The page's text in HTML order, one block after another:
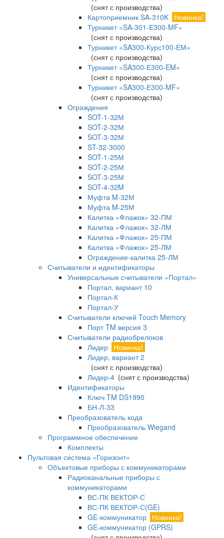
(снят с производства)
Картоприемник SA-310K Новинка!
Турникет «SA-301-Е300-MF»
(снят с производства)
Турникет «SA300-Курс100-ЕМ»
(снят с производства)
Турникет «SA300-Е300-EM»
(снят с производства)
Турникет «SA300-Е300-MF»
(снят с производства)
Ограждения
SOT-1-32М
SOT-2-32М
SOT-3-32М
ST-32-3000
SOT-1-25М
SOT-2-25М
SOT-3-25М
SOT-4-32M
Муфта M-32М
Муфта M-25М
Калитка «Флажок» 32-ПМ
Калитка «Флажок» 32-ЛМ
Калитка «Флажок» 25-ПМ
Калитка «Флажок» 25-ЛМ
Ограждение-калитка 25-ЛМ
Считыватели и идентификаторы
Универсальные считыватели «Портал»
Портал, вариант 10
Портал-К
Портал-У
Считыватели ключей Touch Memory
Порт TM версия 3
Считыватели радиобрелоков
Лидер Новинка!
Лидер, вариант 2
(снят с производства)
Лидер-4 (снят с производства)
Идентификаторы
Ключ TM DS1990
БН-Л-33
Преобразователь кода
Преобразователь Wiegand
Программное обеспечение
Комплекты
Пультовая система «Горизонт»
Объектовые приборы с коммуникаторами
Радиоканальные приборы с
коммуникаторами
ВС-ПК ВЕКТОР-С
ВС-ПК ВЕКТОР-С(GE)
GE-коммуникатор Новинка!
GE-коммуникатор (GPRS)